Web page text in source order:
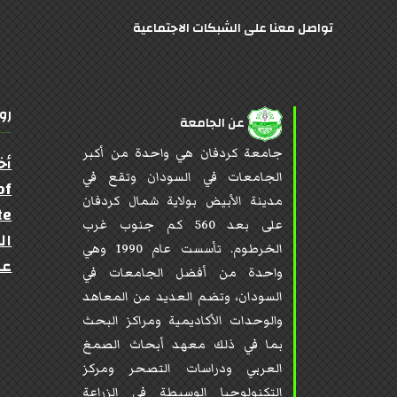
تواصل معنا على الشبكات الاجتماعية
عن الجامعة
جامعة كردفان هي واحدة من أكبر
الجامعات في السودان وتقع في
مدينة الأبيض بولاية شمال كردفان
على بعد 560 كم جنوب غرب
الخرطوم. تأسست عام 1990 وهي
واحدة من أفضل الجامعات في
السودان، وتضم العديد من المعاهد
والوحدات الأكاديمية ومراكز البحث
بما في ذلك معهد أبحاث الصمغ
العربي ودراسات التصحر ومركز
التكنولوجيا الوسيطة في الزراعة